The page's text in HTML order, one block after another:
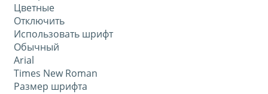
Цветные
Отключить
Использовать шрифт
Обычный
Arial
Times New Roman
Размер шрифта